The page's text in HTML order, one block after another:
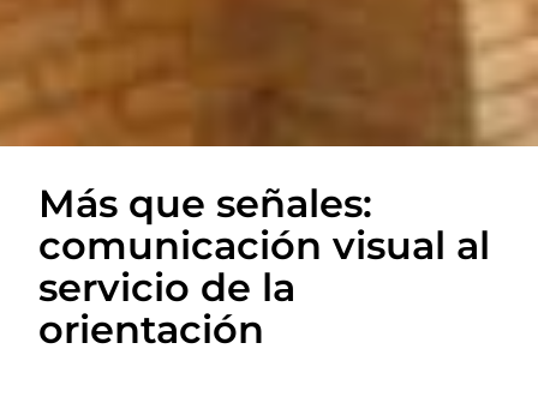
Más que señales:
comunicación visual al
servicio de la
orientación